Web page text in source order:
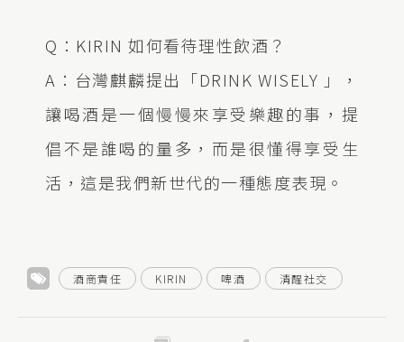
Q：KIRIN 如何看待理性飲酒？
A：台灣麒麟提出「DRINK WISELY 」，
讓喝酒是一個慢慢來享受樂趣的事，提
倡不是誰喝的量多，而是很懂得享受生
活，這是我們新世代的一種態度表現。
酒商責任 KIRIN 啤酒 清醒社交